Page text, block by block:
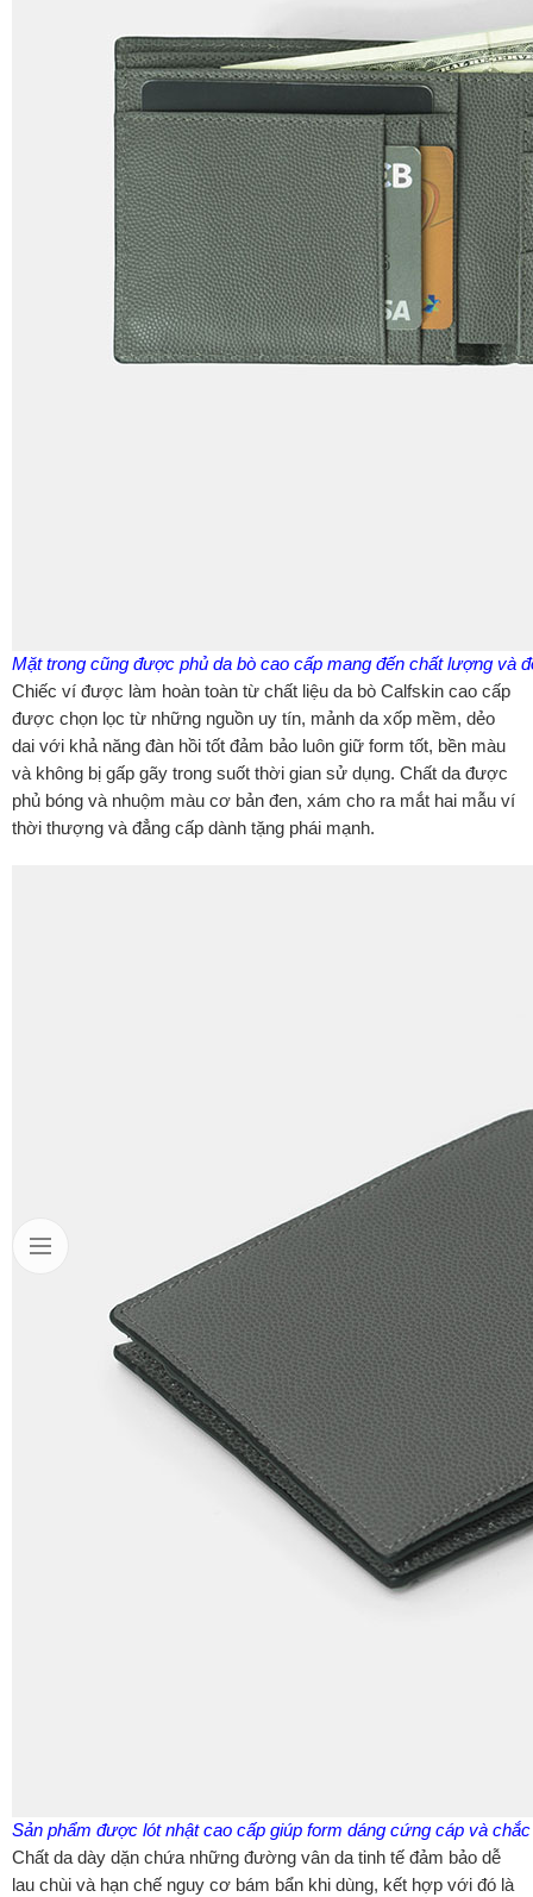
Mặt trong cũng được phủ da bò cao cấp mang đến chất lượng và
Chiếc ví được làm hoàn toàn từ chất liệu da bò Calfskin cao cấp
được chọn lọc từ những nguồn uy tín, mảnh da xốp mềm, dẻo
dai với khả năng đàn hồi tốt đảm bảo luôn giữ form tốt, bền màu
và không bị gấp gãy trong suốt thời gian sử dụng. Chất da được
phủ bóng và nhuộm màu cơ bản đen, xám cho ra mắt hai mẫu ví
thời thượng và đẳng cấp dành tặng phái mạnh.
Sản phẩm được lót nhật cao cấp giúp form dáng cứng cáp và
Chất da dày dặn chứa những đường vân da tinh tế đảm bảo dễ
lau chùi và hạn chế nguy cơ bám bẩn khi dùng, kết hợp với đó là